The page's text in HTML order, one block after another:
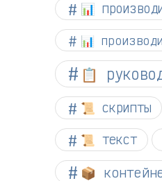
📊
📊
📋
📜 скрипты
📜 текст
📦